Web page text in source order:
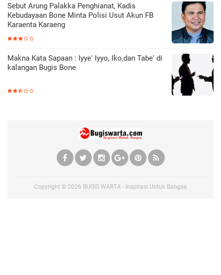
Sebut Arung Palakka Penghianat, Kadis
Kebudayaan Bone Minta Polisi Usut Akun FB
Karaenta Karaeng
Makna Kata Sapaan : Iyye' Iyyo, Iko,dan Tabe' di
kalangan Bugis Bone
Copyright © 2026 BUGIS WARTA - Inspirasi Untuk Bangsa